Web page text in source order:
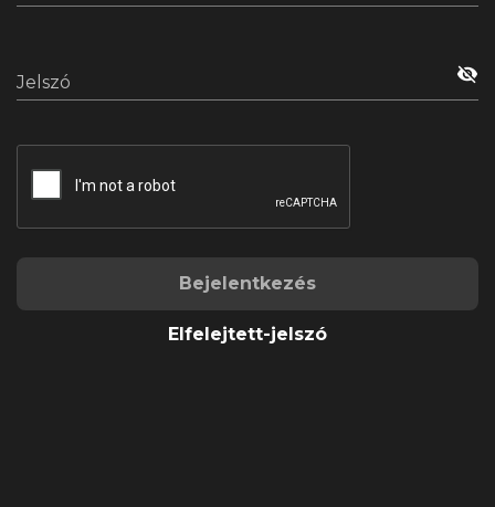
Jelszó visibility_off
Bejelentkezés
Elfelejtett-jelszó